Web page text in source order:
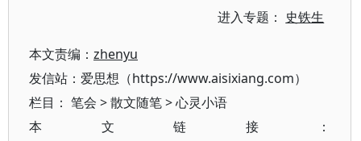
进入专题： 史铁生
本文责编： zhenyu
发信站：爱思想（https://www.aisixiang.com）
栏目： 笔会 >散文随笔>心灵小语
本文链接：